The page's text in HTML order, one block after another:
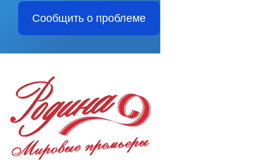
Сообщить о проблеме